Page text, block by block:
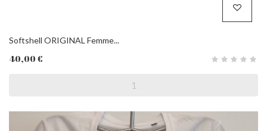
Softshell ORIGINAL Femme...
40,00 €